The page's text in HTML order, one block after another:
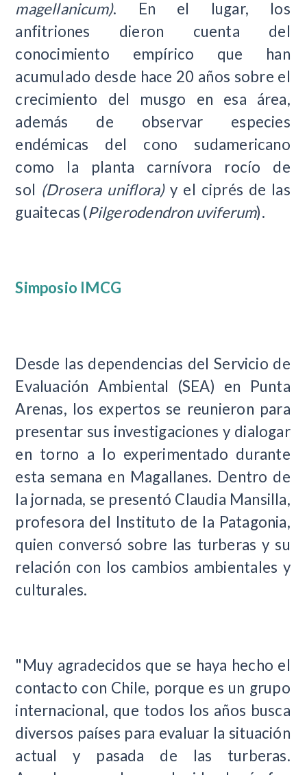
magellanicum). En el lugar, los
anfitriones dieron cuenta del
conocimiento empírico que han
acumulado desde hace 20 años sobre el
crecimiento del musgo en esa área,
además de observar especies
endémicas del cono sudamericano
como la planta carnívora rocío de
sol (Drosera uniflora)y el ciprés de las
guaitecas (Pilgerodendron uviferum).
Simposio IMCG
Desde las dependencias del Servicio de
Evaluación Ambiental (SEA) en Punta
Arenas, los expertos se reunieron para
presentar sus investigaciones y dialogar
en torno a lo experimentado durante
esta semana en Magallanes. Dentro de
la jornada, se presentó Claudia Mansilla,
profesora del Instituto de la Patagonia,
quien conversó sobre las turberas y su
relación con los cambios ambientales y
culturales.
"Muy agradecidos que se haya hecho el
contacto con Chile, porque es un grupo
internacional, que todos los años busca
diversos países para evaluar la situación
actual y pasada de las turberas.